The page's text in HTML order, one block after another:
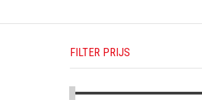
FILTER PRIJS